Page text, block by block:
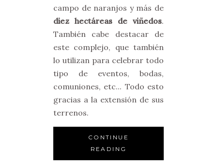
campo de naranjos y más de
diez hectáreas de viñedos.
También cabe destacar de
este complejo, que también
lo utilizan para celebrar todo
tipo de eventos, bodas,
comuniones, etc... Todo esto
gracias a la extensión de sus
terrenos.
CONTINUE
READING